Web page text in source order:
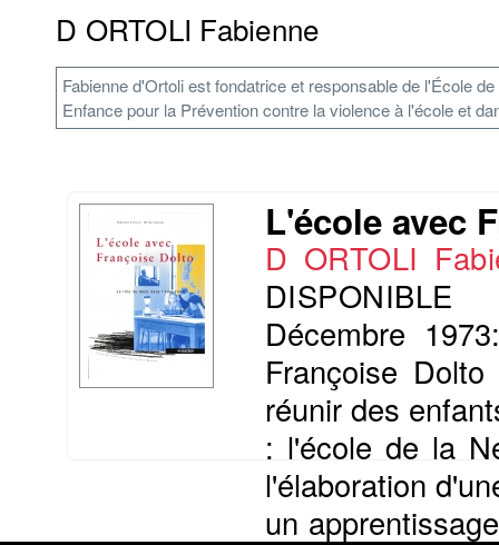
D ORTOLI Fabienne
Fabienne d'Ortoli est fondatrice et responsable de l'École
Enfance pour la Prévention contre la violence à l'école et
L'école avec
D ORTOLI
DISPONIBLE
Décembre
Françoise
réunir des
: l'école de la
l'élaboration
un